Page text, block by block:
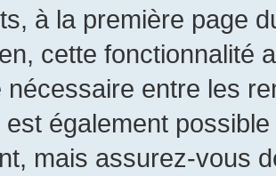
à la première page
cette fonctionnalité
nécessaire entre les
est également
mais assurez-vous